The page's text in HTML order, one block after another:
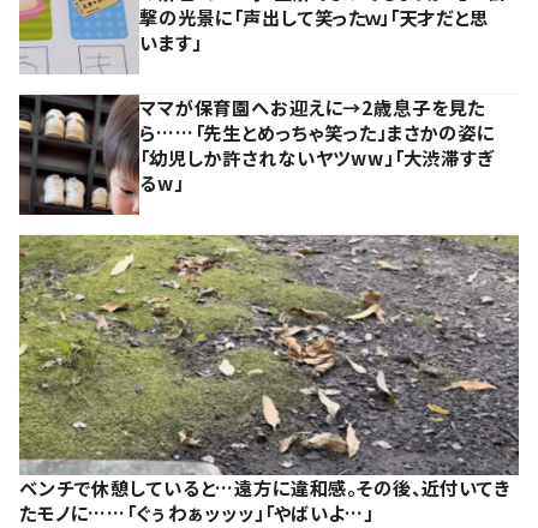
撃の光景に「声出して笑ったｗ」「天才だと思
います」
ママが保育園へお迎えに→2歳息子を見た
ら……「先生とめっちゃ笑った」まさかの姿に
「幼児しか許されないヤツww」「大渋滞すぎ
るw」
ベンチで休憩していると…遠方に違和感。その後、近付いてき
たモノに……「ぐぅわぁッッッ」「やばいよ…」